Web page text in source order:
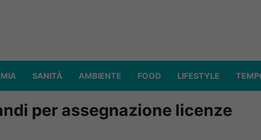
SANITÀ AMBIENTE FOOD LIFESTYLE
per assegnazione licenze